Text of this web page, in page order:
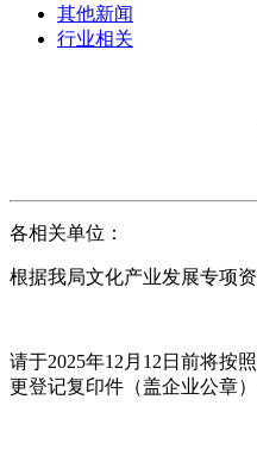
其他新闻
行业相关
各相关单位：
根据我局文化产业发展专项
请于2025年12月12日前将按
更登记复印件（盖企业公章